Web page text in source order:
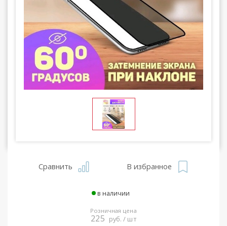
Сравнить В избранное
в наличии
Розничная цена
225 руб. / шт